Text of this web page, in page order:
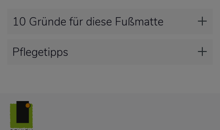
10 Gründe für diese Fußmatte
Pflegetipps